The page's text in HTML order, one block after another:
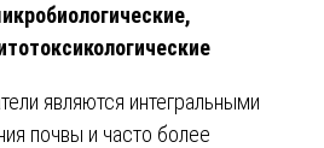
являются интегральными
почвы и часто более